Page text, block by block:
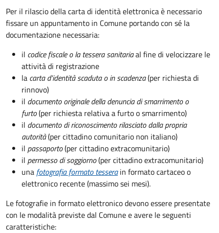
Per il rilascio della carta di identità elettronica è necessario
fissare un appuntamento in Comune portando con sé la
documentazione necessaria:
il codice fiscale o la tessera sanitariaal fine di velocizzare le
attività di registrazione
la carta d'identità scaduta o in scadenza(per richiesta di
rinnovo)
il documento originale della denuncia di smarrimento o
furto(per richiesta relativa a furto o smarrimento)
il documento di riconoscimento rilasciato dalla propria
autorità(per cittadino comunitario non italiano)
il passaporto(per cittadino extracomunitario)
il permesso di soggiorno(per cittadino extracomunitario)
una fotografia formato tessera in formato cartaceo o
elettronico recente (massimo sei mesi).
Le fotografie in formato elettronico devono essere presentate
con le modalità previste dal Comune e avere le seguenti
caratteristiche: